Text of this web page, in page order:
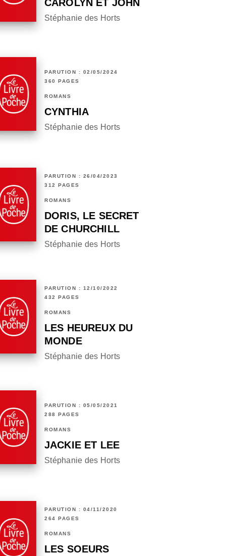
CAROLYN ET JOHN
Stéphanie des Horts
PARUTION : 02/05/2024
360 PAGES
ROMANS
CYNTHIA
Stéphanie des Horts
PARUTION : 26/04/2023
312 PAGES
ROMANS
DORIS, LE SECRET
DE CHURCHILL
Stéphanie des Horts
PARUTION : 12/10/2022
432 PAGES
ROMANS
LES HEUREUX DU
MONDE
Stéphanie des Horts
PARUTION : 05/05/2021
288 PAGES
ROMANS
JACKIE ET LEE
Stéphanie des Horts
PARUTION : 04/11/2020
264 PAGES
ROMANS
LES SOEURS